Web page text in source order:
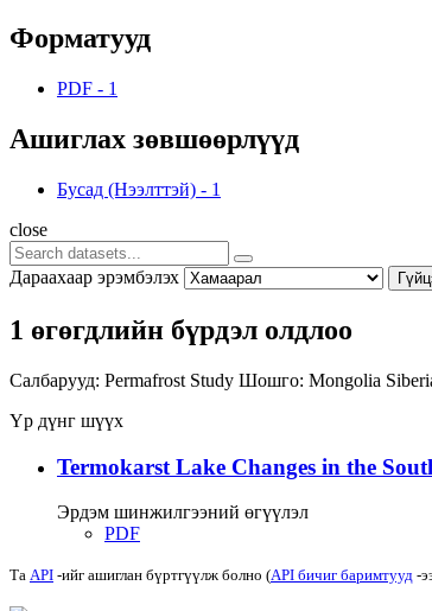
Форматууд
PDF - 1
Ашиглах зөвшөөрлүүд
Бусад (Нээлттэй) - 1
close
Дараахаар эрэмбэлэх
1 өгөгдлийн бүрдэл олдлоо
Салбарууд: Permafrost Study Шошго: Mongolia
Үр дүнг шүүх
Termokarst Lake Changes in the
Эрдэм шинжилгээний өгүүлэл
PDF
Та API -ийг ашиглан бүртгүүлж болно (API бичиг баримтууд -